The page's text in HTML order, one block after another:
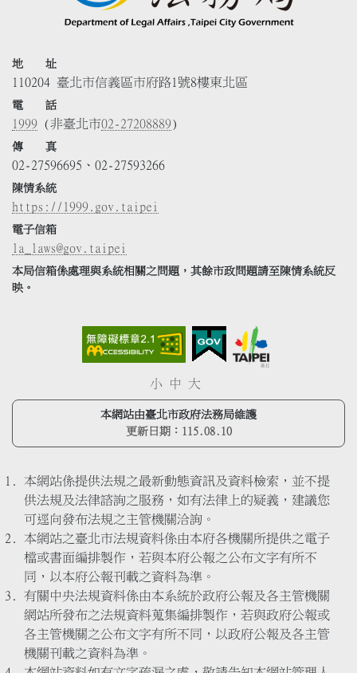
地 址
110204 臺北市信義區市府路1號8樓東北區
電 話
1999 (非臺北市02-27208889)
傳 真
02-27596695、02-27593266
陳情系統
https://1999.gov.taipei
電子信箱
la_laws@gov.taipei
本局信箱係處理與系統相關之問題，其餘市政問題請至陳情系統反
映。
小 中 大
本網站由臺北市政府法務局維護
更新日期： 115.08.10
本網站係提供法規之最新動態資訊及資料檢索，並不提
供法規及法律諮詢之服務，如有法律上的疑義，建議您
可逕向發布法規之主管機關洽詢。
本網站之臺北市法規資料係由本府各機關所提供之電子
檔或書面編排製作，若與本府公報之公布文字有所不
同，以本府公報刊載之資料為準。
有關中央法規資料係由本系統於政府公報及各主管機關
網站所發布之法規資料蒐集編排製作，若與政府公報或
各主管機關之公布文字有所不同，以政府公報及各主管
機關刊載之資料為準。